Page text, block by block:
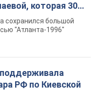
которая 30
Олимпиады
сохранился большой
"Атланта-1996"
поддерживала
РФ по Киевской